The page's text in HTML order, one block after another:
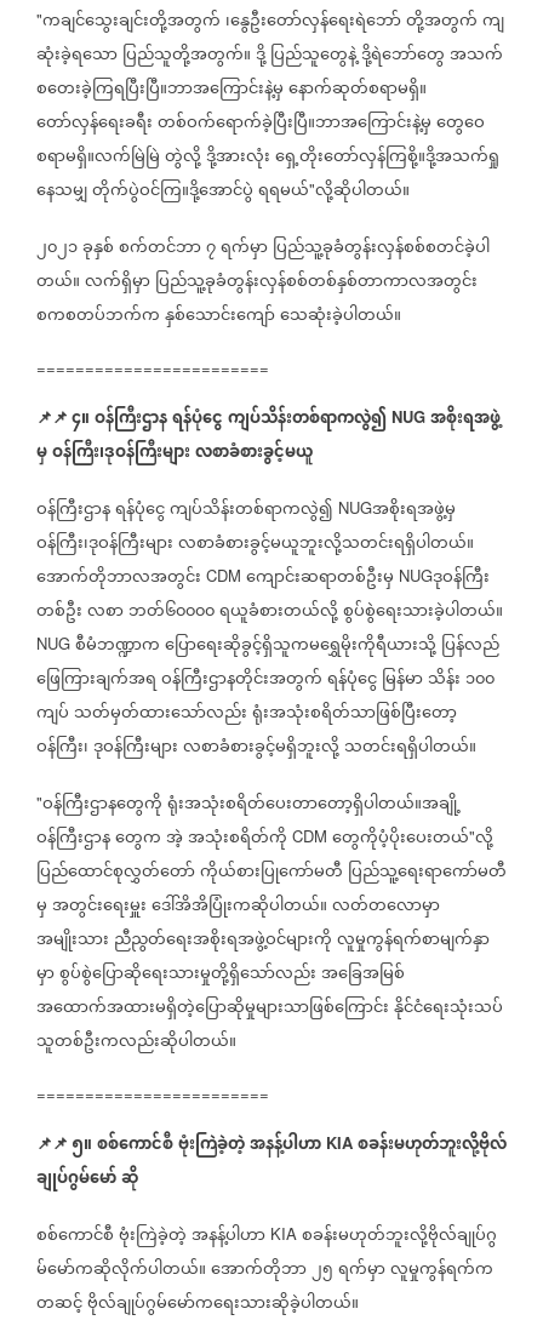
"ကချင်သွေးချင်းတို့အတွက် ၊နွေဦးတော်လှန်ရေးရဲဘော်တို့အတွက်ကျ
ဆုံးခဲ့ရသောပြည်သူတို့အတွက်။ဒို့ပြည်သူတွေနဲ့ဒို့ရဲဘော်တွေအသက်
စတေးခဲ့ကြရပြီးပြီ။ဘာအကြောင်းနဲ့မှနောက်ဆုတ်စရာမရှိ။
တော်လှန်ရေးခရီးတစ်ဝက်ရောက်ခဲ့ပြီးပြီ။ဘာအကြောင်းနဲ့မှတွေဝေ
စရာမရှိ။လက်မြဲမြဲတွဲလို့ဒို့အားလုံးရှေ့တိုးတော်လှန်ကြစို့။ဒို့အသက်ရှု
နေသမျှတိုက်ပွဲဝင်ကြ။ဒို့အောင်ပွဲရရမယ်"လို့ဆိုပါတယ်။
၂၀၂၁ခုနှစ်စက်တင်ဘာ၇ရက်မှာပြည်သူ့ခုခံတွန်းလှန်စစ်စတင်ခဲ့ပါ
တယ်။လက်ရှိမှာပြည်သူ့ခုခံတွန်းလှန်စစ်တစ်နှစ်တာကာလအတွင်း
စကစတပ်ဘက်ကနှစ်သောင်းကျော်သေဆုံးခဲ့ပါတယ်။
========================
📌📌၄။ဝန်ကြီးဌာနရန်ပုံငွေကျပ်သိန်းတစ်ရာကလွဲ၍ NUG အစိုးရအဖွဲ့
မှဝန်ကြီး၊ဒုဝန်ကြီးများလစာခံစားခွင့်မယူ
ဝန်ကြီးဌာနရန်ပုံငွေကျပ်သိန်းတစ်ရာကလွဲ၍ NUGအစိုးရအဖွဲ့မှ
ဝန်ကြီး၊ဒုဝန်ကြီးများလစာခံစားခွင့်မယူဘူးလို့သတင်းရရှိပါတယ်။
အောက်တိုဘာလအတွင်း CDM ကျောင်းဆရာတစ်ဦးမှ NUGဒုဝန်ကြီး
တစ်ဦးလစာဘတ်၆၀၀၀၀ရယူခံစားတယ်လို့စွပ်စွဲရေးသားခဲ့ပါတယ်။
NUG စီမံဘဏ္ဍာကပြောရေးဆိုခွင့်ရှိသူကမရွှေမိုးကိုရီယားသို့ပြန်လည်
ဖြေကြားချက်အရဝန်ကြီးဌာနတိုင်းအတွက်ရန်ပုံငွေမြန်မာသိန်း ၁၀၀
ကျပ် သတ်မှတ်ထားသော်လည်းရုံးအသုံးစရိတ်သာဖြစ်ပြီးတော့
ဝန်ကြီး၊ဒုဝန်ကြီးများလစာခံစားခွင့်မရှိဘူးလို့သတင်းရရှိပါတယ်။
"ဝန်ကြီးဌာနတွေကိုရုံးအသုံးစရိတ်ပေးတာတော့ရှိပါတယ်။အချို့
ဝန်ကြီးဌာနတွေကအဲ့အသုံးစရိတ်ကို CDM တွေကိုပံ့ပိုးပေးတယ်"လို့
ပြည်ထောင်စုလွှတ်တော်ကိုယ်စားပြုကော်မတီ ပြည်သူ့ရေးရာကော်မတီ
မှအတွင်းရေးမှူးဒေါ်အိအိပြုံးကဆိုပါတယ်။လတ်တလောမှာ
အမျိုးသား ညီညွတ်ရေးအစိုးရအဖွဲ့ဝင်များကိုလူမှုကွန်ရက်စာမျက်နှာ
မှာစွပ်စွဲပြောဆိုရေးသားမှုတို့ရှိသော်လည်းအခြေအမြစ်
အထောက်အထားမရှိတဲ့ပြောဆိုမှုများသာဖြစ်ကြောင်းနိုင်ငံရေးသုံးသပ်
သူတစ်ဦးကလည်းဆိုပါတယ်။
========================
📌📌၅။စစ်ကောင်စီဗုံးကြဲခဲ့တဲ့အနန့်ပါဟာ KIA စခန်းမဟုတ်ဘူးလို့ဗိုလ်
ချုပ်ဂွမ်မော်ဆို
စစ်ကောင်စီဗုံးကြဲခဲ့တဲ့အနန့်ပါဟာ KIA စခန်းမဟုတ်ဘူးလို့ဗိုလ်ချုပ်ဂွ
မ်မော်ကဆိုလိုက်ပါတယ်။အောက်တိုဘာ၂၅ရက်မှာလူမှုကွန်ရက်က
တဆင့်ဗိုလ်ချုပ်ဂွမ်မော်ကရေးသားဆိုခဲ့ပါတယ်။